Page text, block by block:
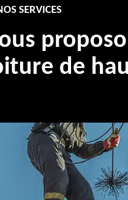
SERVICES
de